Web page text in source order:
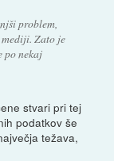
problem,
Zato je
po nekaj
stvari pri tej
podatkov še
težava,